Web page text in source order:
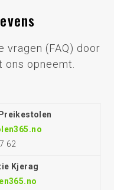
vragen (FAQ) door
opneemt.
62
Kjerag